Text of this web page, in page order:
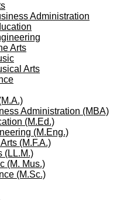
Administration
Arts
Arts
Administration (MBA)
(M.Ed.)
(M.Eng.)
(M.F.A.)
(LL.M.)
(M. Mus.)
(M.Sc.)